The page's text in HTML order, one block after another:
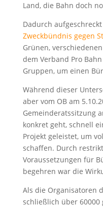
Land, die Bahn doch
Dadurch
Zweckbündnis gegen
Grünen,
dem Verband Pro
Gruppen, um einen
Während dieser
aber vom OB am
Gemeinderatssitzung
konkret geht, schnell
Projekt geleistet, um
schaffen. Durch
Voraussetzungen für
begehren war die
Als die Organisatoren
schließlich über